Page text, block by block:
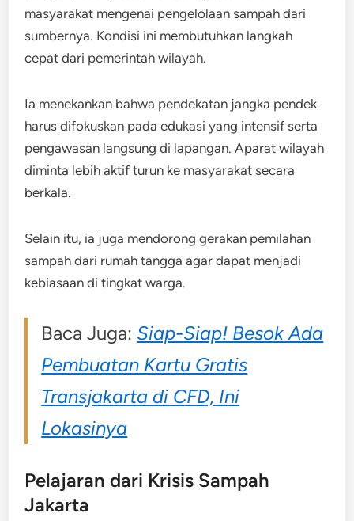
masyarakat mengenai pengelolaan sampah dari
sumbernya. Kondisi ini membutuhkan langkah
cepat dari pemerintah wilayah.
Ia menekankan bahwa pendekatan jangka pendek
harus difokuskan pada edukasi yang intensif serta
pengawasan langsung di lapangan. Aparat wilayah
diminta lebih aktif turun ke masyarakat secara
berkala.
Selain itu, ia juga mendorong gerakan pemilahan
sampah dari rumah tangga agar dapat menjadi
kebiasaan di tingkat warga.
Baca Juga: Siap-Siap! Besok Ada
Pembuatan Kartu Gratis
Transjakarta di CFD, Ini
Lokasinya
Pelajaran dari Krisis Sampah
Jakarta